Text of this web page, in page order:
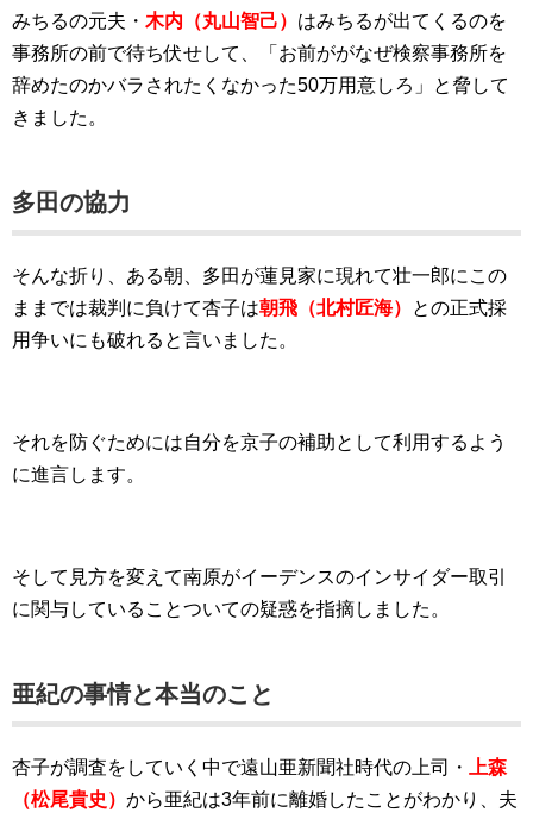
みちるの元夫・ 木内（丸山智己） はみちるが出てくるのを
事務所の前で待ち伏せして、「お前ががなぜ検察事務所を
辞めたのかバラされたくなかった50万用意しろ」と脅して
きました。
多田の協力
そんな折り、ある朝、多田が蓮見家に現れて壮一郎にこの
ままでは裁判に負けて杏子は朝飛（北村匠海）
との正式採
用争いにも破れると言いました。
それを防ぐためには自分を京子の補助として利用するよう
に進言します。
そして見方を変えて南原がイーデンスのインサイダー取引
に関与していることついての疑惑を指摘しました。
亜紀の事情と本当のこと
杏子が調査をしていく中で遠山亜新聞社時代の上司・
上森
（松尾貴史） から亜紀は3年前に離婚したことがわかり、夫